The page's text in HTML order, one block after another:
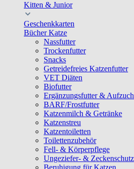
Kitten & Junior
Geschenkkarten
Bücher Katze
Nassfutter
Trockenfutter
Snacks
Getreidefreies Katzenfutter
VET Diäten
Biofutter
Ergänzungsfutter &
BARF/Frostfutter
Katzenmilch & Getränke
Katzenstreu
Katzentoiletten
Toilettenzubehör
Fell- & Körperpflege
Ungeziefer- & Zeckenschutz
Beruhigung für Katzen